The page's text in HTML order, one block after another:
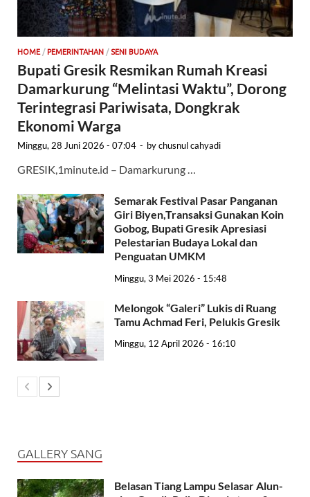
HOME / PEMERINTAHAN / SENI BUDAYA
Bupati Gresik Resmikan Rumah Kreasi
Damarkurung “Melintasi Waktu”, Dorong
Terintegrasi Pariwisata, Dongkrak
Ekonomi Warga
Minggu, 28 Juni 2026 - 07:04 - bychusnul cahyadi
GRESIK,1minute.id – Damarkurung …
Semarak Festival Pasar Panganan
Giri Biyen,Transaksi Gunakan Koin
Gobog, Bupati Gresik Apresiasi
Pelestarian Budaya Lokal dan
Penguatan UMKM
Minggu, 3 Mei 2026 - 15:48
Melongok “Galeri” Lukis di Ruang
Tamu Achmad Feri, Pelukis Gresik
Minggu, 12 April 2026 - 16:10
GALLERY SANG
Belasan Tiang Lampu Selasar Alun-